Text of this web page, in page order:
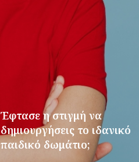
Έφτασε η στιγμή να
δημιουργήσεις το ιδανικό
παιδικό δωμάτιο;